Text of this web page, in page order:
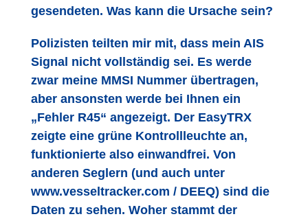
gesendeten. Was kann die Ursache sein?
Polizisten teilten mir mit, dass mein AIS
Signal nicht vollständig sei. Es werde
zwar meine MMSI Nummer übertragen,
aber ansonsten werde bei Ihnen ein
„Fehler R45“ angezeigt. Der EasyTRX
zeigte eine grüne Kontrollleuchte an,
funktionierte also einwandfrei. Von
anderen Seglern (und auch unter
www.vesseltracker.com / DEEQ) sind die
Daten zu sehen. Woher stammt der